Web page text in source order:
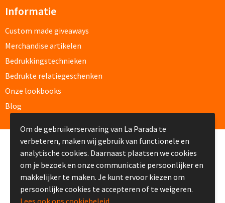
Jassen bedrukken
Sport T-shirts bedrukken
Sportshorts bedrukken
Training- & Joggingbroeken bedrukken
Golfkleding bedrukken
Alle sportkleding
Informatie
Custom made giveaways
Merchandise artikelen
Bedrukkingstechnieken
Bedrukte relatiegeschenken
Onze lookbooks
Blog
© Copyright La Parada 2008-2026
Om de gebruikerservaring van La Parada te
verbeteren, maken wij gebruik van functionele en
analytische cookies. Daarnaast plaatsen we cookies
om je bezoek en onze communicatie persoonlijker en
makkelijker te maken. Je kunt ervoor kiezen om
persoonlijke cookies te accepteren of te weigeren.
Lees ook ons cookiebeleid.